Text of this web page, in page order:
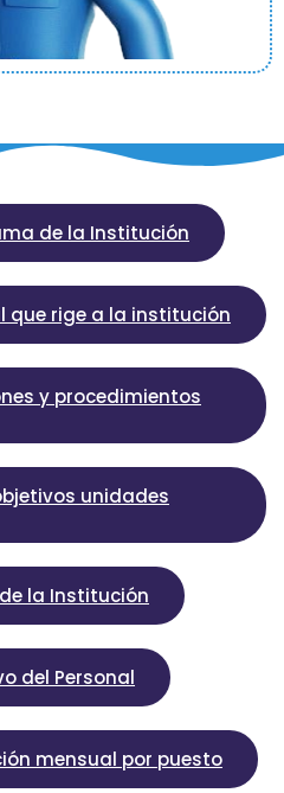
de la Institución
que rige a la institución
y procedimientos
unidades
la Institución
del Personal
mensual por puesto